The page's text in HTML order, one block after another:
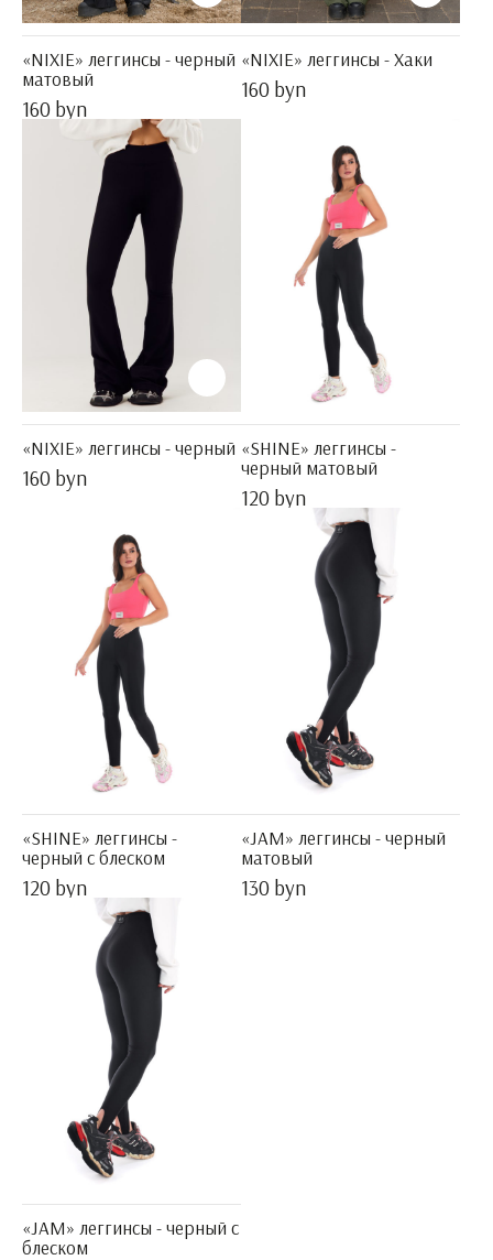
«NIXIE» леггинсы - черный
матовый
160 byn
«NIXIE» леггинсы - Хаки
160 byn
«NIXIE» леггинсы - черный
160 byn
«SHINE» леггинсы -
черный матовый
120 byn
«SHINE» леггинсы -
черный с блеском
120 byn
«JAM» леггинсы - черный
матовый
130 byn
«JAM» леггинсы - черный с
блеском